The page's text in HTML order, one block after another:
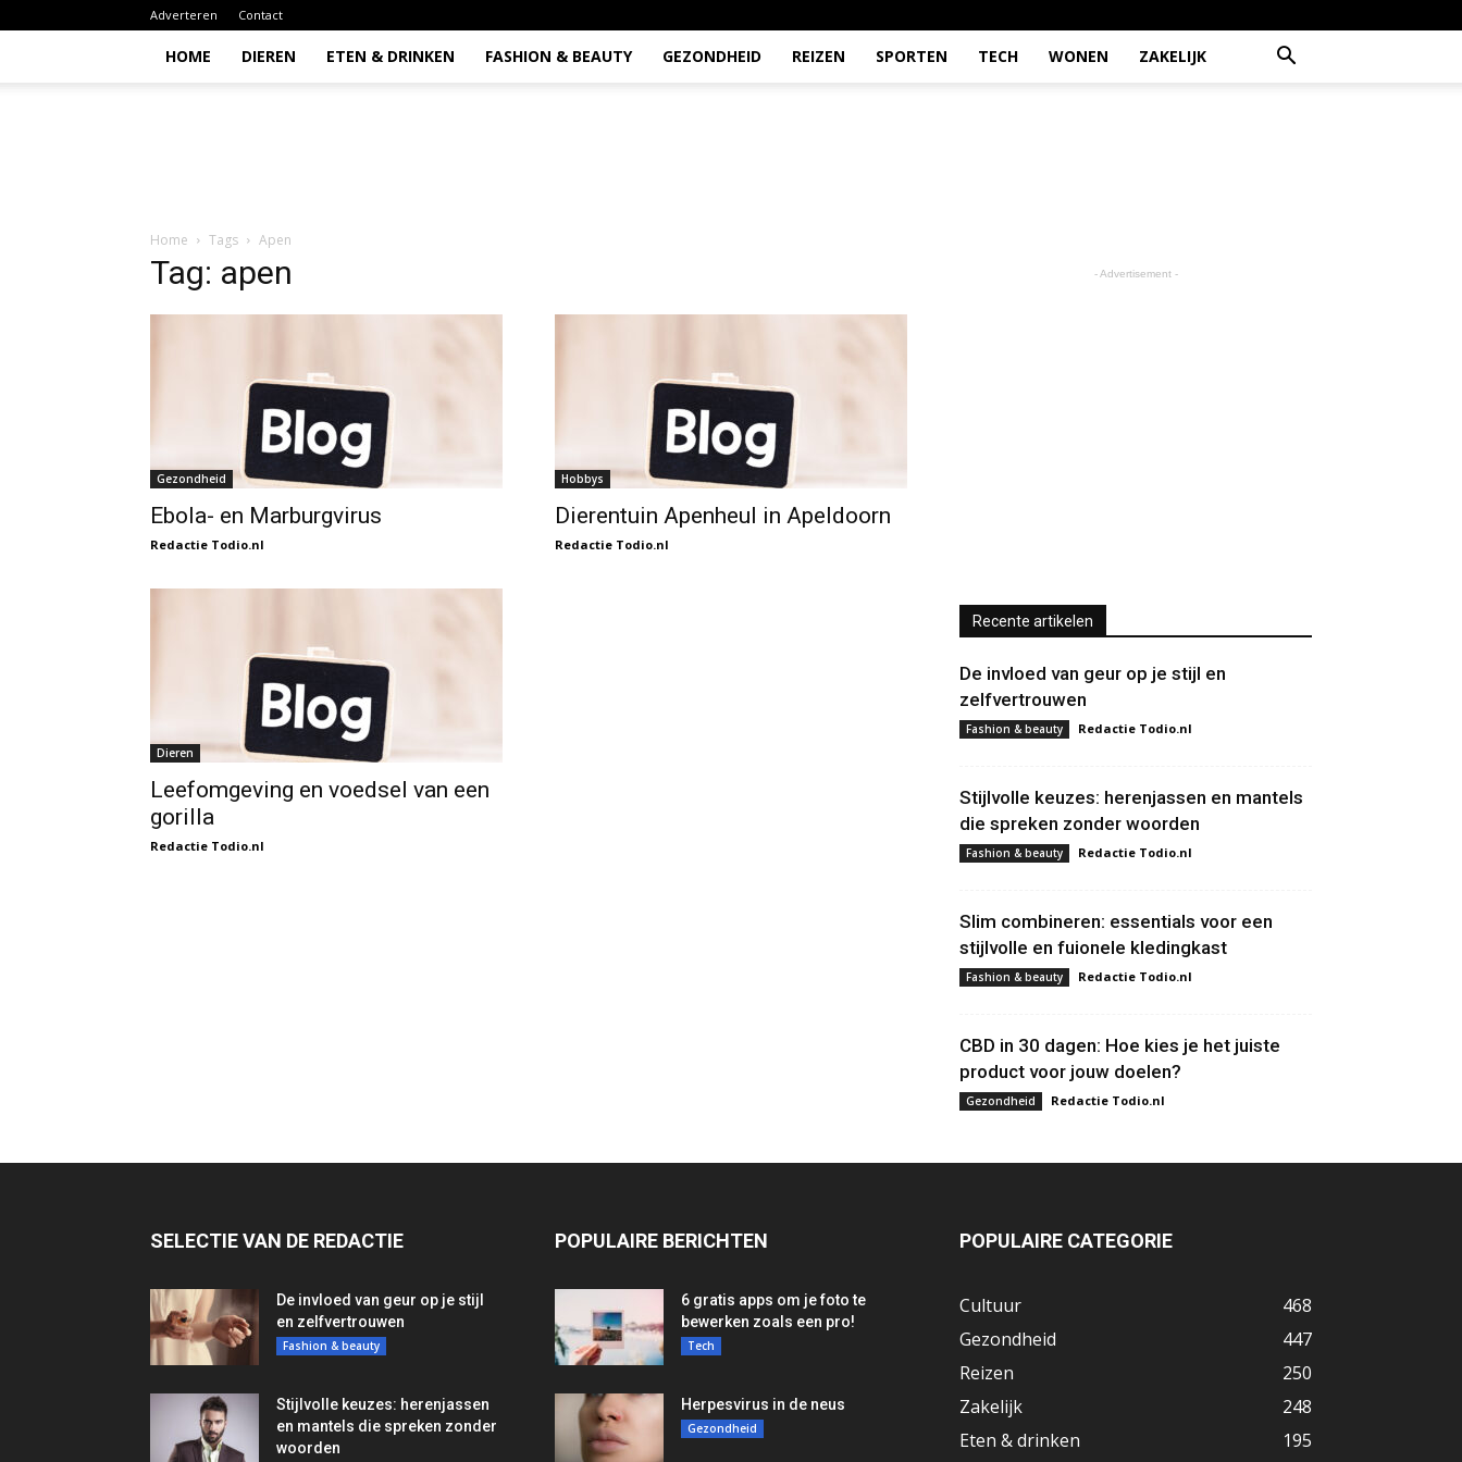
Adverteren Contact
HOME DIEREN ETEN & DRINKEN FASHION & BEAUTY GEZONDHEID REIZEN SPORTEN TECH WONEN ZAKELIJK
Home Tags Apen
Tag: apen
Gezondheid
Ebola- en Marburgvirus
Redactie Todio.nl
Hobbys
Dierentuin Apenheul in Apeldoorn
Redactie Todio.nl
Dieren
Leefomgeving en voedsel van een
gorilla
Redactie Todio.nl
- Advertisement -
Recente artikelen
De invloed van geur op je stijl en
zelfvertrouwen
Fashion & beauty Redactie Todio.nl
Stijlvolle keuzes: herenjassen en mantels
die spreken zonder woorden
Fashion & beauty Redactie Todio.nl
Slim combineren: essentials voor een
stijlvolle en fuionele kledingkast
Fashion & beauty Redactie Todio.nl
CBD in 30 dagen: Hoe kies je het juiste
product voor jouw doelen?
Gezondheid Redactie Todio.nl
SELECTIE VAN DE REDACTIE
De invloed van geur op je stijl
en zelfvertrouwen
Fashion & beauty
Stijlvolle keuzes: herenjassen
en mantels die spreken zonder
woorden
POPULAIRE BERICHTEN
6 gratis apps om je foto te
bewerken zoals een pro!
Tech
Herpesvirus in de neus
Gezondheid
POPULAIRE CATEGORIE
Cultuur
468
Gezondheid
447
Reizen
250
Zakelijk
248
Eten & drinken
195